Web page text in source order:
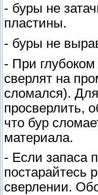
- буры не
пластины.
- буры не
- При
сверлят на
сломался).
просверлить,
что бур
материала.
- Если запаса
постарайтесь
сверлении.